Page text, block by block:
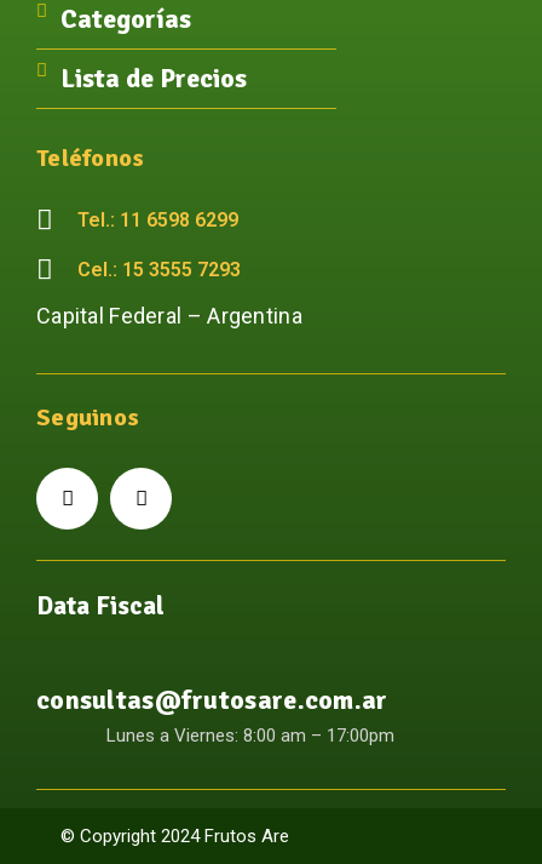
Categorías
Lista de Precios
Teléfonos
Tel.: 11 6598 6299
Cel.: 15 3555 7293
Capital Federal – Argentina
Seguinos
Data Fiscal
consultas@frutosare.com.ar
Lunes a Viernes: 8:00 am – 17:00pm
© Copyright 2024 Frutos Are